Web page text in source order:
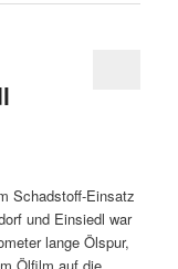
Schadstoff-Einsatz
und Einsiedl war
lange Ölspur,